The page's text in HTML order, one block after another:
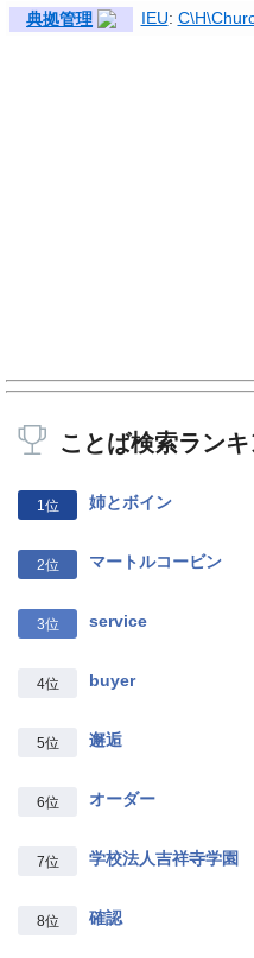
典拠管理
IEU:
ことば検索ラン
1位 姉とボイン
2位 マートルコービン
3位 service
4位 buyer
5位 邂逅
6位 オーダー
7位 学校法人吉祥寺学園
8位 確認